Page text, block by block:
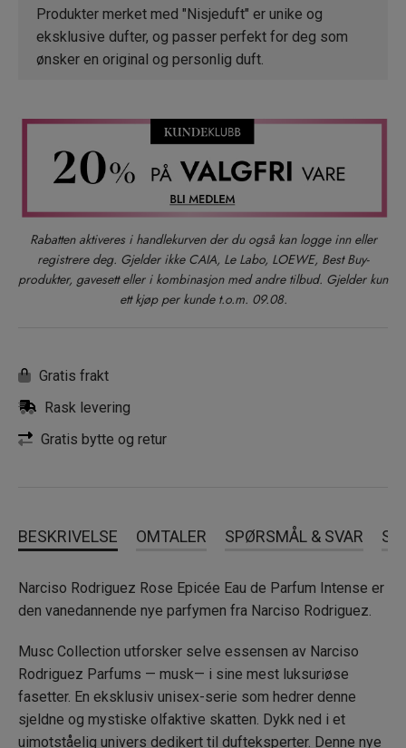
Produkter merket med "Nisjeduft" er unike og
eksklusive dufter, og passer perfekt for deg som
ønsker en original og personlig duft.
Rabatten aktiveres i handlekurven der du også kan logge inn eller
registrere deg. Gjelder ikke CAIA, Le Labo, LOEWE, Best Buy-
produkter, gavesett eller i kombinasjon med andre tilbud. Gjelder kun
ett kjøp per kunde t.o.m. 09.08.
Gratis frakt
Rask levering
Gratis bytte og retur
BESKRIVELSE OMTALER SPØRSMÅL & SVAR
Narciso Rodriguez Rose Epicée Eau de Parfum Intense er
den vanedannende nye parfymen fra Narciso Rodriguez.
Musc Collection utforsker selve essensen av Narciso
Rodriguez Parfums — musk— i sine mest luksuriøse
fasetter. En eksklusiv unisex-serie som hedrer denne
sjeldne og mystiske olfaktive skatten. Dykk ned i et
uimotståelig univers dedikert til dufteksperter. Denne nye